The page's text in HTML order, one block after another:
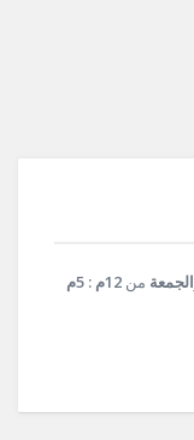
الجمعة من 12م : 5م